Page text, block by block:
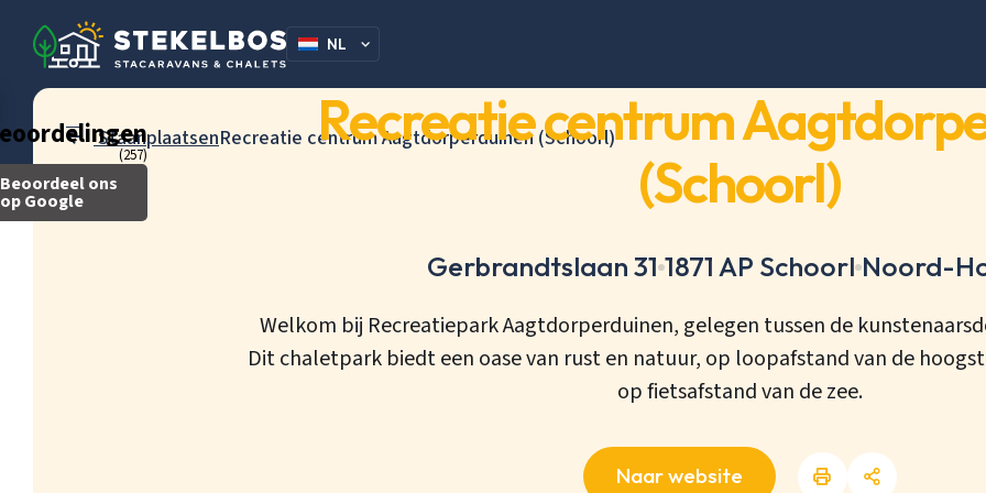
(257)
Beoordeel ons
op Google
NL
StaanplaatsenRecreatie centrum Aagtdorperduinen (Schoorl)
Recreatie centrum
(Schoorl)
Gerbrandtslaan 31 1871 AP Schoorl Noord-
Welkom bij Recreatiepark Aagtdorperduinen, gelegen tussen de
Dit chaletpark biedt een oase van rust en natuur, op loopafstand van de
op fietsafstand van de zee.
Naar website